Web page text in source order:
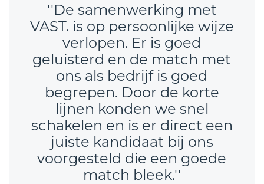
''De samenwerking met
VAST. is op persoonlijke wijze
verlopen. Er is goed
geluisterd en de match met
ons als bedrijf is goed
begrepen. Door de korte
lijnen konden we snel
schakelen en is er direct een
juiste kandidaat bij ons
voorgesteld die een goede
match bleek.''